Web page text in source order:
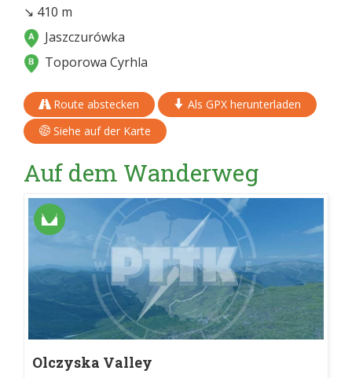
↘ 410 m
Jaszczurówka
Toporowa Cyrhla
Route abstecken
Als GPX herunterladen
Siehe auf der Karte
Auf dem Wanderweg
Olczyska Valley